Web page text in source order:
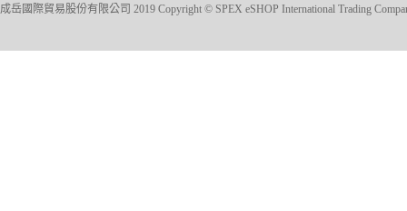
成岳國際貿易股份有限公司 2019 Copyright © SPEX eSHOP International Trading